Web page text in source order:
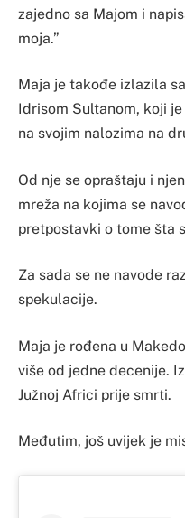
zajedno sa Majom i
moja.”
Maja je takođe izlazila
Idrisom Sultanom, koji
na svojim nalozima na
Od nje se opraštaju i
mreža na kojima se
pretpostavki o tome šta
Za sada se ne navode
spekulacije.
Maja je rođena u
više od jedne decenije.
Južnoj Africi prije smrti.
Međutim, još uvijek je